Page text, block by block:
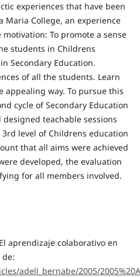
experiences that have been
Maria College, an experience
To promote a sense
students in Childrens
Secondary Education.
of all the students. Learn
appealing way. To pursue this
cycle of Secondary Education
teachable sessions
level of Childrens education
that all aims were achieved
developed, the evaluation
for all members involved.
aprendizaje colaborativo en
de:
adell_bernabe/2005/